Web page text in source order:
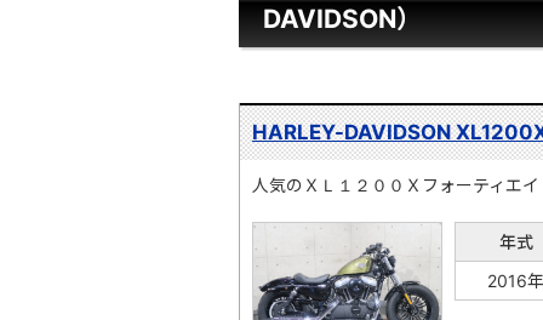
DAVIDSON）
HARLEY-DAVIDSON
人気のＸＬ１２００Ｘフォーティエ
年式
2016年